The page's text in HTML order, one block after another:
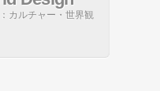
カルチャー・世界観